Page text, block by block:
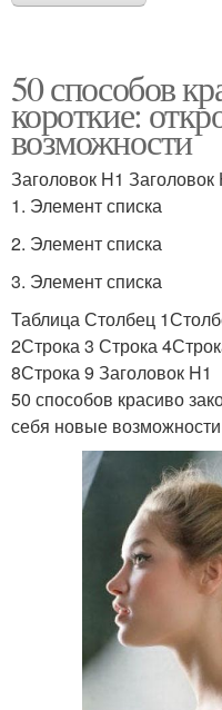
50 способов
короткие:
возможности
Заголовок H1
1. Элемент списка
2. Элемент списка
3. Элемент списка
Таблица Столбец
2Строка 3 Строка
8Строка 9 Заголовок H1
50 способов красиво
себя новые возможности